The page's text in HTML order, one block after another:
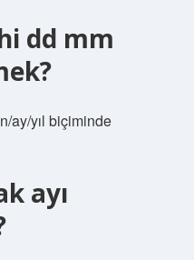
dd mm
ay/yıl biçiminde
ayı